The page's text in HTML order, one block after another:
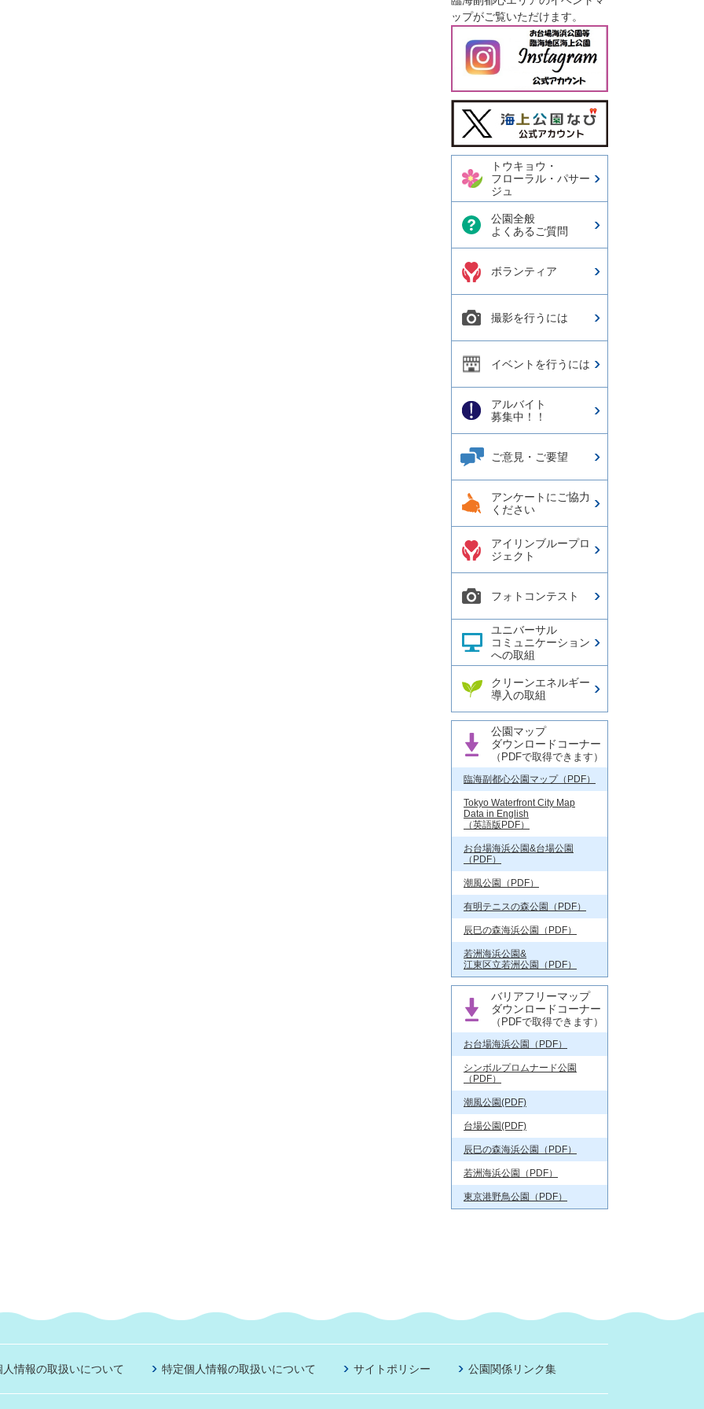
ップがご覧いただけます。
今日の東京港埠頭㈱【公式
X】
トウキョウ・
フローラル・パサー
ジュ
公園全般
よくあるご質問
ボランティア
撮影を行うには
イベントを行うには
アルバイト
募集中！！
ご意見・ご要望
アンケートにご協力
ください
アイリンブループロ
ジェクト
フォトコンテスト
ユニバーサル
コミュニケーション
への取組
クリーンエネルギー
導入の取組
公園マップ
ダウンロードコーナー
（PDFで取得できます）
臨海副都心公園マップ（PDF）
Tokyo Waterfront City Map
Data in English
（英語版PDF）
お台場海浜公園&台場公園
（PDF）
潮風公園（PDF）
有明テニスの森公園（PDF）
辰巳の森海浜公園（PDF）
若洲海浜公園&
江東区立若洲公園（PDF）
バリアフリーマップ
ダウンロードコーナー
（PDFで取得できます）
お台場海浜公園（PDF）
シンボルプロムナード公園
（PDF）
潮風公園(PDF)
台場公園(PDF)
辰巳の森海浜公園（PDF）
若洲海浜公園（PDF）
東京港野鳥公園（PDF）
人情報の取扱いについて 特定個人情報の取扱いについて サイトポリシー 公園関係リンク集